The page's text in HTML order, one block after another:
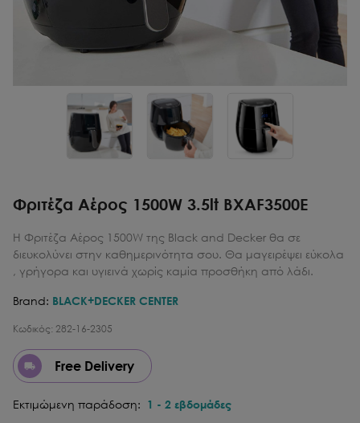
Φριτέζα Αέρος 1500W 3.5lt BXAF3500E
Η Φριτέζα Αέρος 1500W της Black and Decker θα σε
διευκολύνει στην καθημερινότητα σου. Θα μαγειρέψει εύκολα
, γρήγορα και υγιεινά χωρίς καμία προσθήκη από λάδι.
Brand: BLACK+DECKER CENTER
Κωδικός: 282-16-2305
Free Delivery
Εκτιμώμενη παράδοση: 1 - 2 εβδομάδες